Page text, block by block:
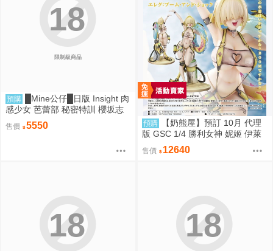
限制級商品
18
預購
█Mine公仔█日版 Insight 肉
感少女 芭蕾部 秘密特訓 櫻坂志
穗 桜坂しほ 1/6 PMMA D9262
售價 5550 預購
【奶熊屋】預訂 10月 代理
版 GSC 1/4 勝利女神 妮姬 伊萊
格 BOOM與驚嚇 0905
售價 12640
18 18